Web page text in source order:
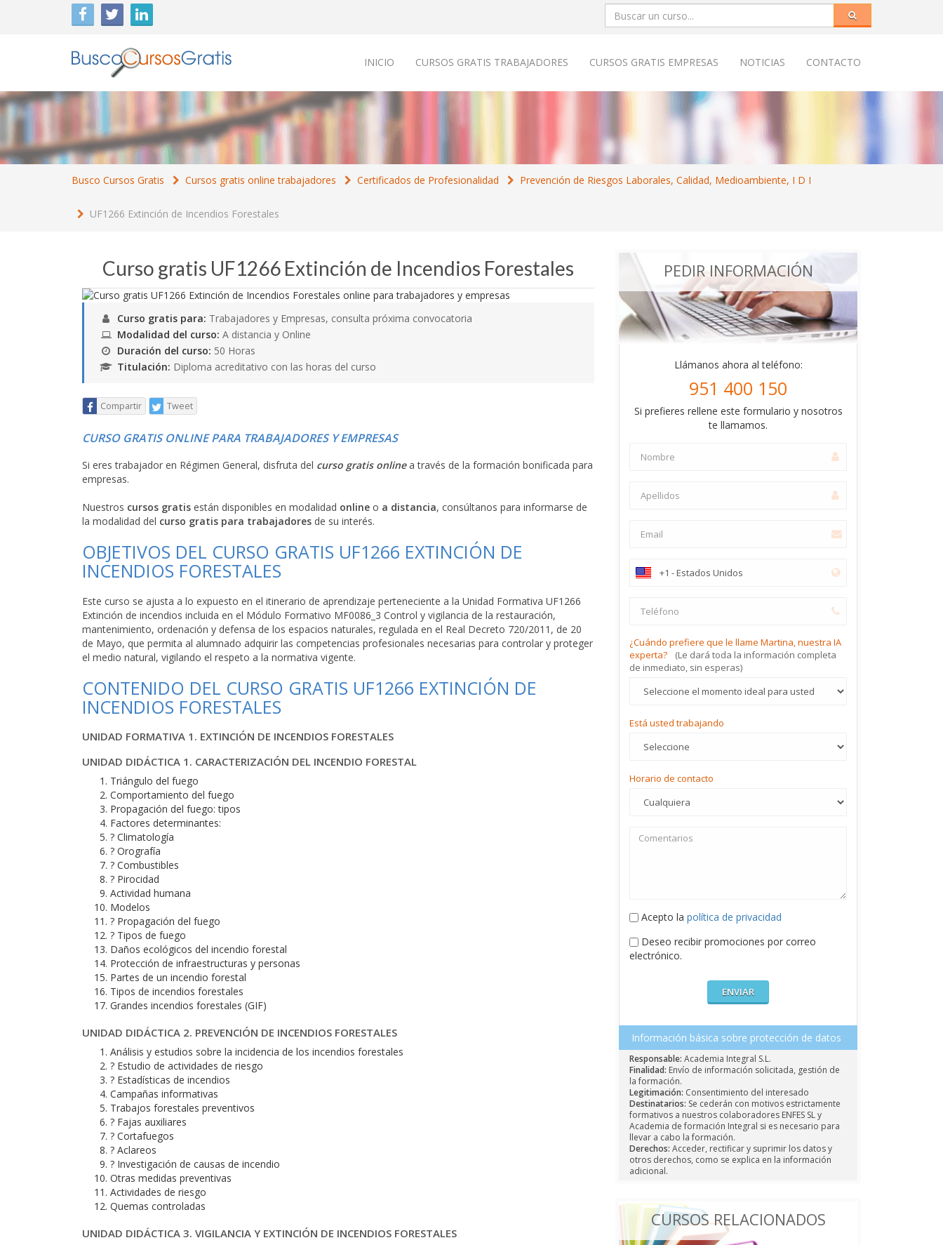
INICIO CURSOS GRATIS TRABAJADORES CURSOS GRATIS EMPRESAS NOTICIAS CONTACTO
Busco Cursos Gratis Cursos gratis online trabajadores Certificados de Profesionalidad Prevención de Riesgos Laborales, Calidad, Medioambiente, I D I
UF1266 Extinción de Incendios Forestales
Curso gratis UF1266 Extinción de Incendios Forestales
Curso gratis para: Trabajadores y Empresas, consulta próxima convocatoria
Modalidad del curso: A distancia y Online
Duración del curso: 50 Horas
Titulación: Diploma acreditativo con las horas del curso
Compartir Tweet
CURSO GRATIS ONLINE PARA TRABAJADORES Y EMPRESAS
Si eres trabajador en Régimen General, disfruta del curso gratis onlinea través de la formación bonificada para
empresas.
Nuestros cursos gratis están disponibles en modalidad online o a distancia, consúltanos para informarse de
la modalidad del curso gratis para trabajadores de su interés.
OBJETIVOS DEL CURSO GRATIS UF1266 EXTINCIÓN DE
INCENDIOS FORESTALES
Este curso se ajusta a lo expuesto en el itinerario de aprendizaje perteneciente a la Unidad Formativa UF1266
Extinción de incendios incluida en el Módulo Formativo MF0086_3 Control y vigilancia de la restauración,
mantenimiento, ordenación y defensa de los espacios naturales, regulada en el Real Decreto 720/2011, de 20
de Mayo, que permita al alumnado adquirir las competencias profesionales necesarias para controlar y proteger
el medio natural, vigilando el respeto a la normativa vigente.
CONTENIDO DEL CURSO GRATIS UF1266 EXTINCIÓN DE
INCENDIOS FORESTALES
UNIDAD FORMATIVA 1. EXTINCIÓN DE INCENDIOS FORESTALES
UNIDAD DIDÁCTICA 1. CARACTERIZACIÓN DEL INCENDIO FORESTAL
Triángulo del fuego
Comportamiento del fuego
Propagación del fuego: tipos
Factores determinantes:
? Climatología
? Orografía
? Combustibles
? Pirocidad
Actividad humana
Modelos
? Propagación del fuego
? Tipos de fuego
Daños ecológicos del incendio forestal
Protección de infraestructuras y personas
Partes de un incendio forestal
Tipos de incendios forestales
Grandes incendios forestales (GIF)
UNIDAD DIDÁCTICA 2. PREVENCIÓN DE INCENDIOS FORESTALES
Análisis y estudios sobre la incidencia de los incendios forestales
? Estudio de actividades de riesgo
? Estadísticas de incendios
Campañas informativas
Trabajos forestales preventivos
? Fajas auxiliares
? Cortafuegos
? Aclareos
? Investigación de causas de incendio
Otras medidas preventivas
Actividades de riesgo
Quemas controladas
UNIDAD DIDÁCTICA 3. VIGILANCIA Y EXTINCIÓN DE INCENDIOS FORESTALES
PEDIR INFORMACIÓN
Llámanos ahora al teléfono:
951 400 150
Si prefieres rellene este formulario y nosotros
te llamamos.
¿Cuándo prefiere que le llame Martina, nuestra IA
experta?
(Le dará toda la información completa
de inmediato, sin esperas)
Está usted trabajando
Horario de contacto
Acepto la política de privacidad
Deseo recibir promociones por correo
electrónico.
Información básica sobre protección de datos
Responsable: Academia Integral S.L.
Finalidad: Envío de información solicitada, gestión de
la formación.
Legitimación: Consentimiento del interesado
Destinatarios: Se cederán con motivos estrictamente
formativos a nuestros colaboradores ENFES SL y
Academia de formación Integral si es necesario para
llevar a cabo la formación.
Derechos: Acceder, rectificar y suprimir los datos y
otros derechos, como se explica en la información
adicional.
CURSOS RELACIONADOS